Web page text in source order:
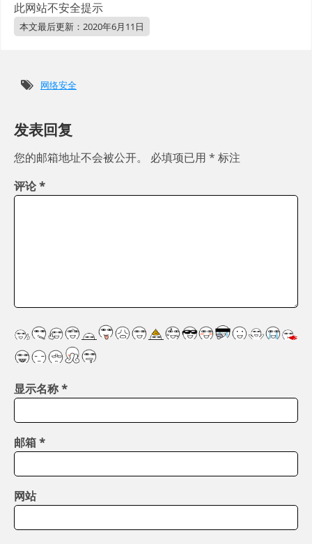
此网站不安全提示
本文最后更新： 2020年6月11日
网络安全
发表回复
您的邮箱地址不会被公开。 必填项已用 * 标注
评论*
显示名称*
邮箱*
网站